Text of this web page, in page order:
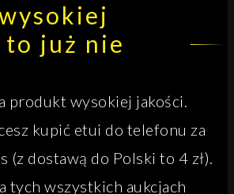
to już nie
produkt wysokiej jakości.
kupić etui do telefonu za
(z dostawą do Polski to 4 zł).
tych wszystkich aukcjach